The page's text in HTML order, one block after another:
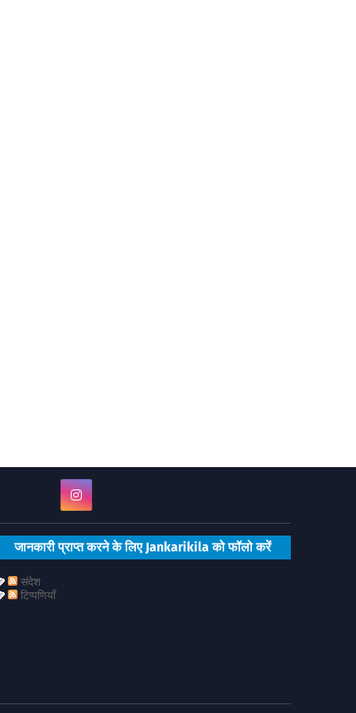
जानकारी प्राप्त करने के लिए Jankarikila को फॉलो करें
संदेश
टिप्पणियाँ